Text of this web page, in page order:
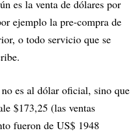
es la venta de dólares por
ejemplo la pre-compra de
o todo servicio que se
es al dólar oficial, sino que
$173,25 (las ventas
fueron de US$ 1948